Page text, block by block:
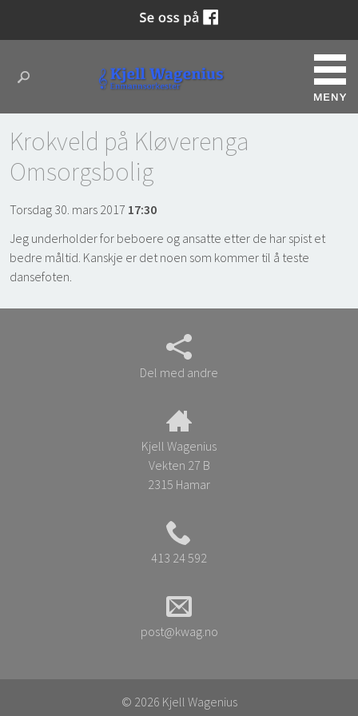
Krokveld på Kløverenga
Omsorgsbolig
Torsdag 30. mars 2017 17:30
Jeg underholder for beboere og ansatte etter de har spist et
bedre måltid. Kanskje er det noen som kommer til å teste
dansefoten.
Del med andre
Kjell Wagenius
Vekten 27 B
2315 Hamar
413 24 592
post@kwag.no
© 2026 Kjell Wagenius